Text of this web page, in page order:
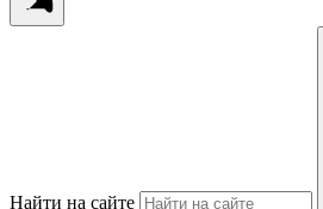
Найти на сайте